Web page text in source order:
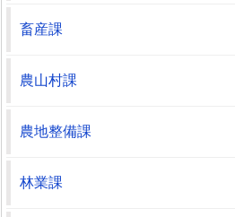
畜産課
農山村課
農地整備課
林業課